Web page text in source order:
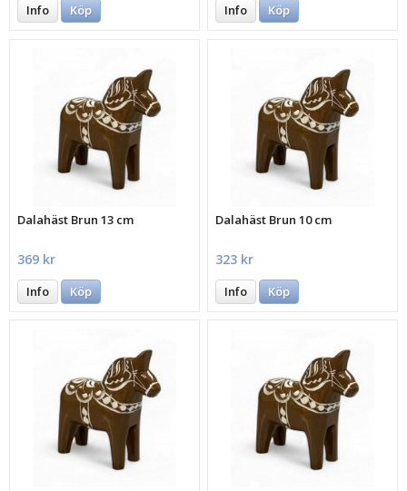
Info Köp Info Köp
Dalahäst Brun 13 cm
369 kr
Info Köp
Dalahäst Brun 10 cm
323 kr
Info Köp